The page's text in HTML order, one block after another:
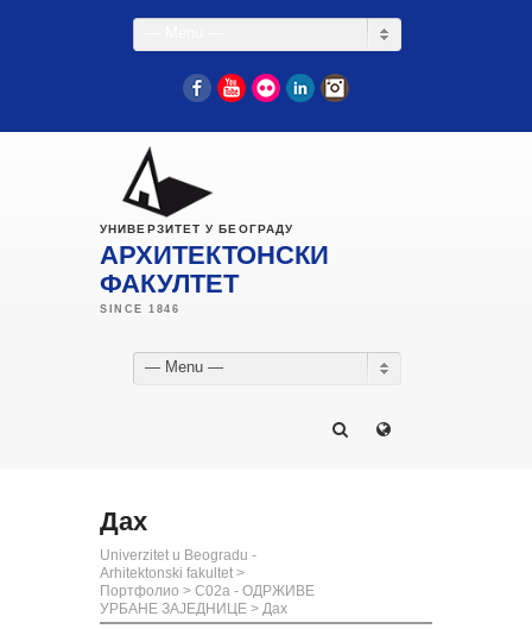
FacebookYouTube
Flickr LinkedIn
УНИВЕРЗИТЕТ У БЕОГРАДУ
АРХИТЕКТОНСКИ
ФАКУЛТЕТ
— Menu —
Дах
Univerzitet u Beogradu -
Arhitektonski fakultet >
Портфолио > С02а - ОДРЖИВЕ
УРБАНЕ ЗАЈЕДНИЦЕ > Дах